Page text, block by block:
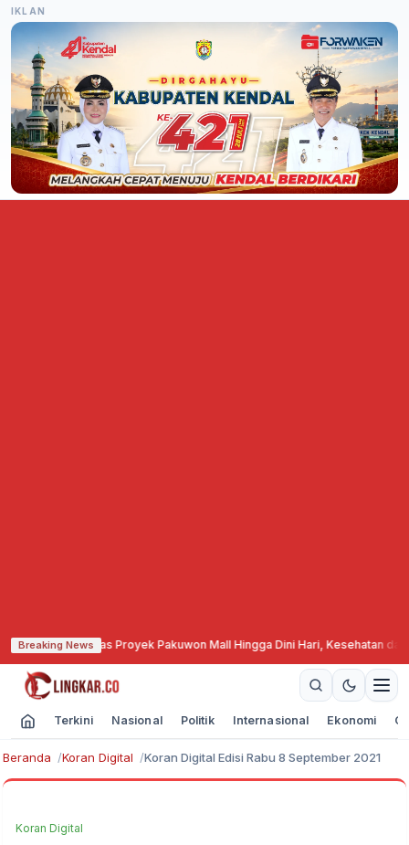
IKLAN
Breaking News
·Aktifitas Proyek Pakuwon Mall Hingga Dini Hari, Kesehatan dan
Terkini Nasional Politik Internasional Ekonomi
Beranda Koran Digital Koran Digital Edisi Rabu 8 September 2021
Koran Digital